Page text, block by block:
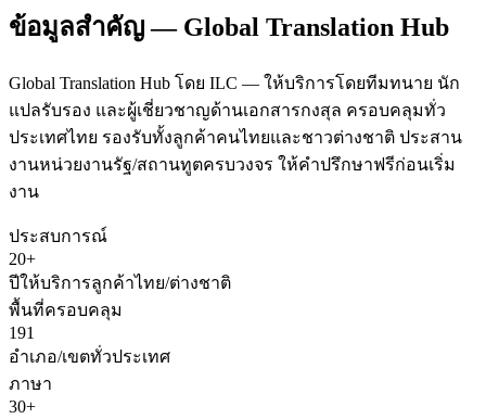
ข้อมูลสำคัญ — Global Translation Hub
Global Translation Hub โดย ILC — ให้บริการโดยทีมทนาย นัก
แปลรับรอง และผู้เชี่ยวชาญด้านเอกสารกงสุล ครอบคลุมทั่ว
ประเทศไทย รองรับทั้งลูกค้าคนไทยและชาวต่างชาติ ประสาน
งานหน่วยงานรัฐ/สถานทูตครบวงจร ให้คำปรึกษาฟรีก่อนเริ่ม
งาน
ประสบการณ์
20+
ปีให้บริการลูกค้าไทย/ต่างชาติ
พื้นที่ครอบคลุม
191
อำเภอ/เขตทั่วประเทศ
ภาษา
30+